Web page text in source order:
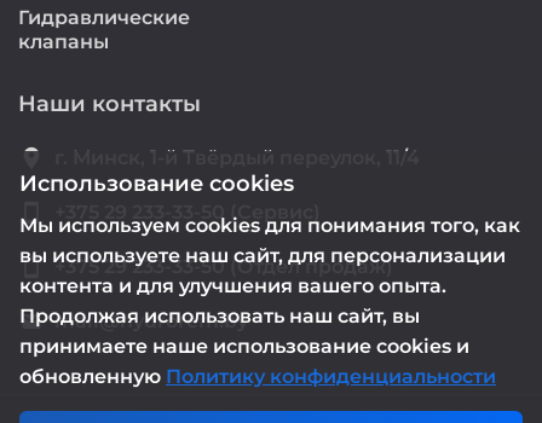
Гидравлические
клапаны
Наши контакты
location_on г. Минск, 1-й Твёрдый переулок, 11/4
smartphone +375 29 233-33-50 (Сервис)
smartphone +375 29 233-33-50 (Отдел продаж)
email mail@hydrorem.by
Использование cookies
Мы используем cookies для понимания того, как
вы используете наш сайт, для персонализации
контента и для улучшения вашего опыта.
Продолжая использовать наш сайт, вы
принимаете наше использование cookies и
обновленную Политику конфиденциальности